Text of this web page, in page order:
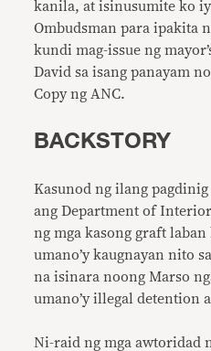
kanila, at isinusumite ko
Ombudsman para ipakita
kundi mag-issue ng
David sa isang panayam
Copy ng ANC.
BACKSTORY
Kasunod ng ilang pagdinig
ang Department of
ng mga kasong graft laban
umano’y kaugnayan nito
na isinara noong Marso
umano’y illegal detention
Ni-raid ng mga awtoridad